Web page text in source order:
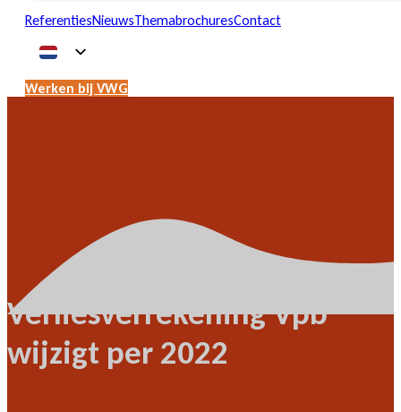
ReferentiesNieuwsThemabrochuresContact
Werken bij VWG
Verliesverrekening Vpb
wijzigt per 2022